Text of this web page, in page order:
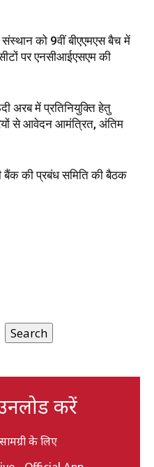
को 9वीं बीएएमएस बैच में
पर एनसीआईएसएम की
अरब में प्रतिनियुक्ति हेतु
से आवेदन आमंत्रित, अंतिम
बैंक की प्रबंध समिति की बैठक
Search
करें
के लिए